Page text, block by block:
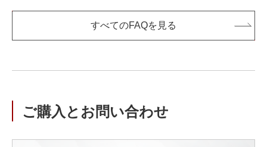
すべてのFAQを見る
ご購入とお問い合わせ